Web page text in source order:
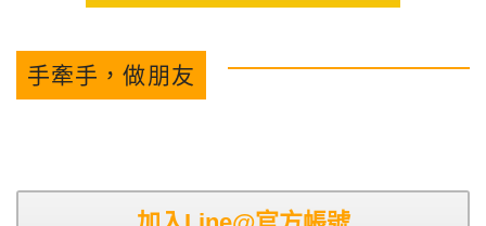
手牽手，做朋友